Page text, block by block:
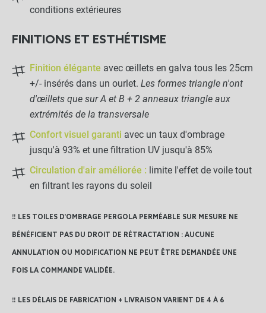
20,00 € - +
LES PRODUITS ALTERNATIFS
Crochet champignon de
67,49 €
conditions extérieures
FINITIONS ET ESTHÉTISME
Finition élégante avec œillets en galva tous les 25cm
+/- insérés dans un ourlet. Les formes triangle n'ont
d'œillets que sur A et B + 2 anneaux triangle aux
extrémités de la transversale
Confort visuel garanti avec un taux d'ombrage
jusqu'à 93% et une filtration UV jusqu'à 85%
Circulation d'air améliorée : limite l'effet de voile tout
en filtrant les rayons du soleil
‼️ LES TOILES D'OMBRAGE PERGOLA PERMÉABLE SUR MESURE NE
BÉNÉFICIENT PAS DU DROIT DE RÉTRACTATION : AUCUNE
ANNULATION OU MODIFICATION NE PEUT ÊTRE DEMANDÉE UNE
FOIS LA COMMANDE VALIDÉE.
‼️ LES DÉLAIS DE FABRICATION + LIVRAISON VARIENT DE 4 À 6